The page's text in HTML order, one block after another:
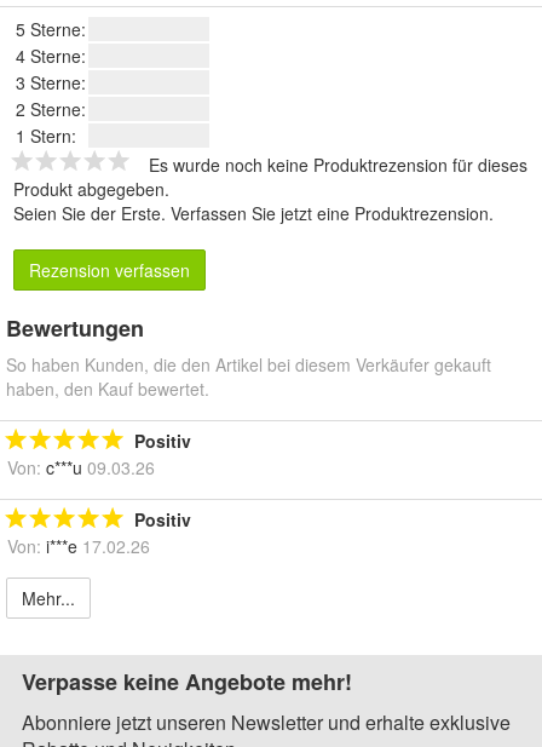
5 Sterne:
4 Sterne:
3 Sterne:
2 Sterne:
1 Stern:
Es wurde noch keine Produktrezension für dieses
Produkt abgegeben.
Seien Sie der Erste. Verfassen Sie jetzt eine Produktrezension.
Rezension verfassen
Bewertungen
So haben Kunden, die den Artikel bei diesem Verkäufer gekauft
haben, den Kauf bewertet.
Positiv
Von: c***u 09.03.26
Positiv
Von: i***e 17.02.26
Mehr...
Verpasse keine Angebote mehr!
Abonniere jetzt unseren Newsletter und erhalte exklusive